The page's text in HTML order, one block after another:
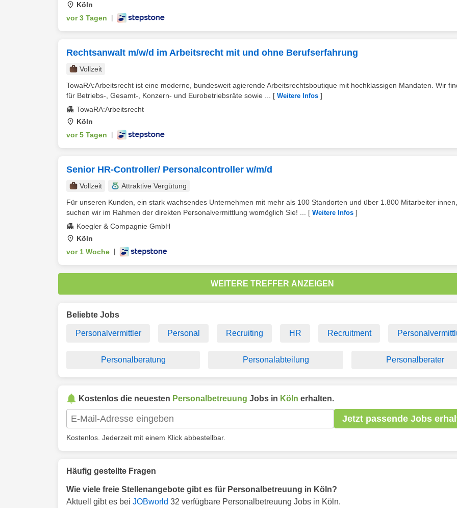
Köln
vor 3 Tagen
Rechtsanwalt m/w/d im Arbeitsrecht mit und ohne Berufserfahrung
Vollzeit
TowaRA:Arbeitsrecht ist eine moderne, bundesweit agierende Arbeitsrechtsboutique mit hochklassigen Mandaten. Wir
für Betriebs-, Gesamt-, Konzern- und Eurobetriebsräte sowie ...
[ Weitere Infos ]
TowaRA:Arbeitsrecht
Köln
vor 5 Tagen
Senior HR-Controller/ Personalcontroller w/m/d
Vollzeit
Attraktive Vergütung
Für unseren Kunden, ein stark wachsendes Unternehmen mit mehr als 100 Standorten und über 1.800 Mitarbeiter innen,
suchen wir im Rahmen der direkten Personalvermittlung womöglich Sie! ...
[ Weitere Infos ]
Koegler & Compagnie GmbH
Köln
vor 1 Woche
WEITERE TREFFER ANZEIGEN
Beliebte Jobs
Personalvermittler Personal Recruiting HR Recruitment
Personalberatung Personalabteilung Personalberater
Kostenlos die neuesten Personalbetreuung Jobs in Köln erhalten.
Jetzt passende Jobs
Kostenlos. Jederzeit mit einem Klick abbestellbar.
Häufig gestellte Fragen
Wie viele freie Stellenangebote gibt es für Personalbetreuung in Köln?
Aktuell gibt es bei JOBworld 32 verfügbare Personalbetreuung Jobs in Köln.